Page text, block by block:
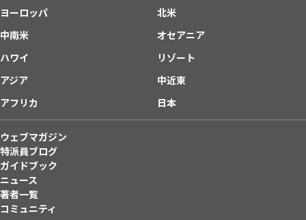
ヨーロッパ
北米
中南米
オセアニア
ハワイ
リゾート
アジア
中近東
アフリカ
日本
ウェブマガジン
特派員ブログ
ガイドブック
ニュース
著者一覧
コミュニティ